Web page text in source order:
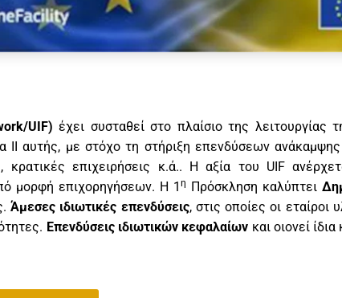
UIF) έχει συσταθεί στο πλαίσιο της λειτουργίας
αυτής, με στόχο τη στήριξη επενδύσεων
κρατικές επιχειρήσεις κ.ά.. H αξία του UIF
μορφή επιχορηγήσεων. H 1η Πρόσκληση καλύπτει
Άμεσες ιδιωτικές επενδύσεις, στις οποίες οι εταίροι
Επενδύσεις ιδιωτικών κεφαλαίων και οιονεί